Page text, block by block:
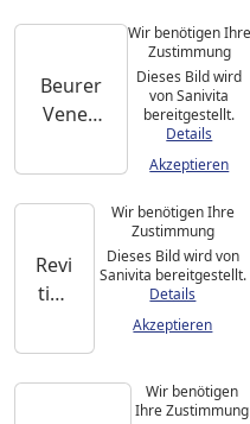
Beurer
Venen
FM 150
Wir benötigen Ihre
Zustimmung
Dieses Bild wird
von Sanivita
bereitgestellt.
Details
Akzeptieren
Revi
tive
dic
Wir benötigen Ihre
Zustimmung
Dieses Bild wird von
Sanivita bereitgestellt.
Details
Akzeptieren
Wir benötigen
Ihre Zustimmung